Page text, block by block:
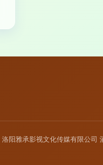
洛阳雅承影视文化传媒有限公司